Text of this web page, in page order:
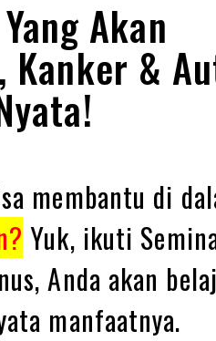
Akan
Kanker &
membantu di
Yuk, ikuti
Anda akan
manfaatnya.